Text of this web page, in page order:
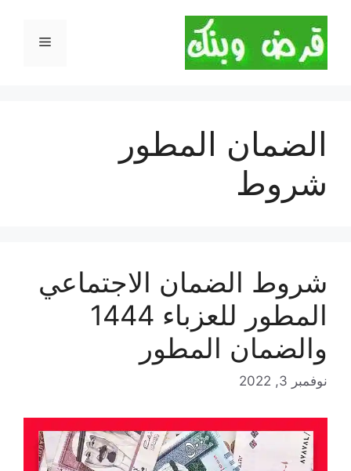
المحتوى
القائمة
الضمان المطور
شروط
شروط الضمان الاجتماعي
المطور للعزباء 1444
والضمان المطور
نوفمبر 3, 2022